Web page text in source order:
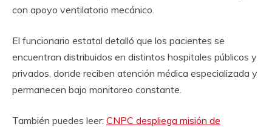
con apoyo ventilatorio mecánico.
El funcionario estatal detalló que los pacientes se
encuentran distribuidos en distintos hospitales públicos y
privados, donde reciben atención médica especializada y
permanecen bajo monitoreo constante.
También puedes leer: CNPC despliega misión de